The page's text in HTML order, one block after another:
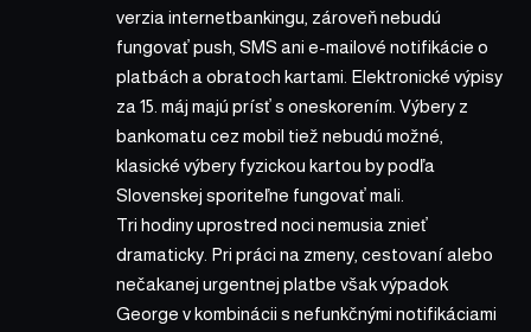
verzia internetbankingu, zároveň nebudú
fungovať push, SMS ani e-mailové notifikácie o
platbách a obratoch kartami. Elektronické výpisy
za 15. máj majú prísť s oneskorením. Výbery z
bankomatu cez mobil tiež nebudú možné,
klasické výbery fyzickou kartou by podľa
Slovenskej sporiteľne fungovať mali.
Tri hodiny uprostred noci nemusia znieť
dramaticky. Pri práci na zmeny, cestovaní alebo
nečakanej urgentnej platbe však výpadok
George v kombinácii s nefunkčnými notifikáciami